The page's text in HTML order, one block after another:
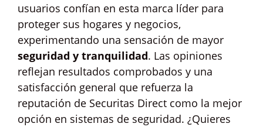
usuarios confían en esta marca líder para
proteger sus hogares y negocios,
experimentando una sensación de mayor
seguridad y tranquilidad. Las opiniones
reflejan resultados comprobados y una
satisfacción general que refuerza la
reputación de Securitas Direct como la mejor
opción en sistemas de seguridad. ¿Quieres